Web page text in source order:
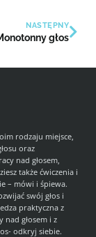
NASTĘPNY
głos
rodzaju miejsce,
oraz
nad głosem,
także ćwiczenia i
– mówi i śpiewa.
swój głos i
praktyczna z
głosem i z
odkryj siebie.